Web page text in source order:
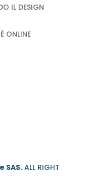
IL DESIGN
ONLINE
SAS. ALL RIGHT